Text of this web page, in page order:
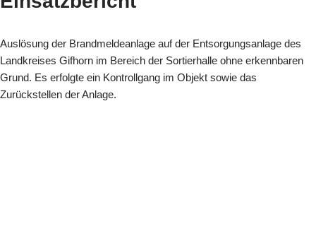
Auslösung der Brandmeldeanlage auf der Entsorgungsanlage des
Landkreises Gifhorn im Bereich der Sortierhalle ohne erkennbaren
Grund. Es erfolgte ein Kontrollgang im Objekt sowie das
Zurückstellen der Anlage.